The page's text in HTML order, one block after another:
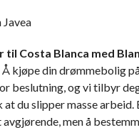
til Costa Blanca med
Å kjøpe din drømmebolig
beslutning, og vi tilbyr
at du slipper masse
men å